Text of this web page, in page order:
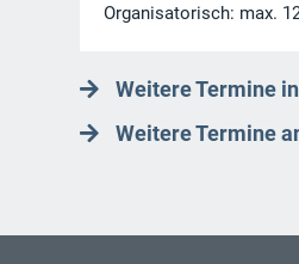
Organisatorisch: max.
Weitere Termine
Weitere Termine